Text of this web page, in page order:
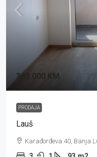
363.000 KM
PRODAJA
Lauš
Karađorđeva 40, Banja